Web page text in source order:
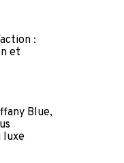
:
et
Blue,
luxe